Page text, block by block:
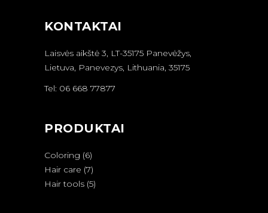
KONTAKTAI
Laisvės aikštė 3, LT-35175 Panevėžys,
Lietuva, Panevezys, Lithuania, 35175
Tel: 06 668 77877
PRODUKTAI
Coloring 6
Hair care 7
Hair tools 5